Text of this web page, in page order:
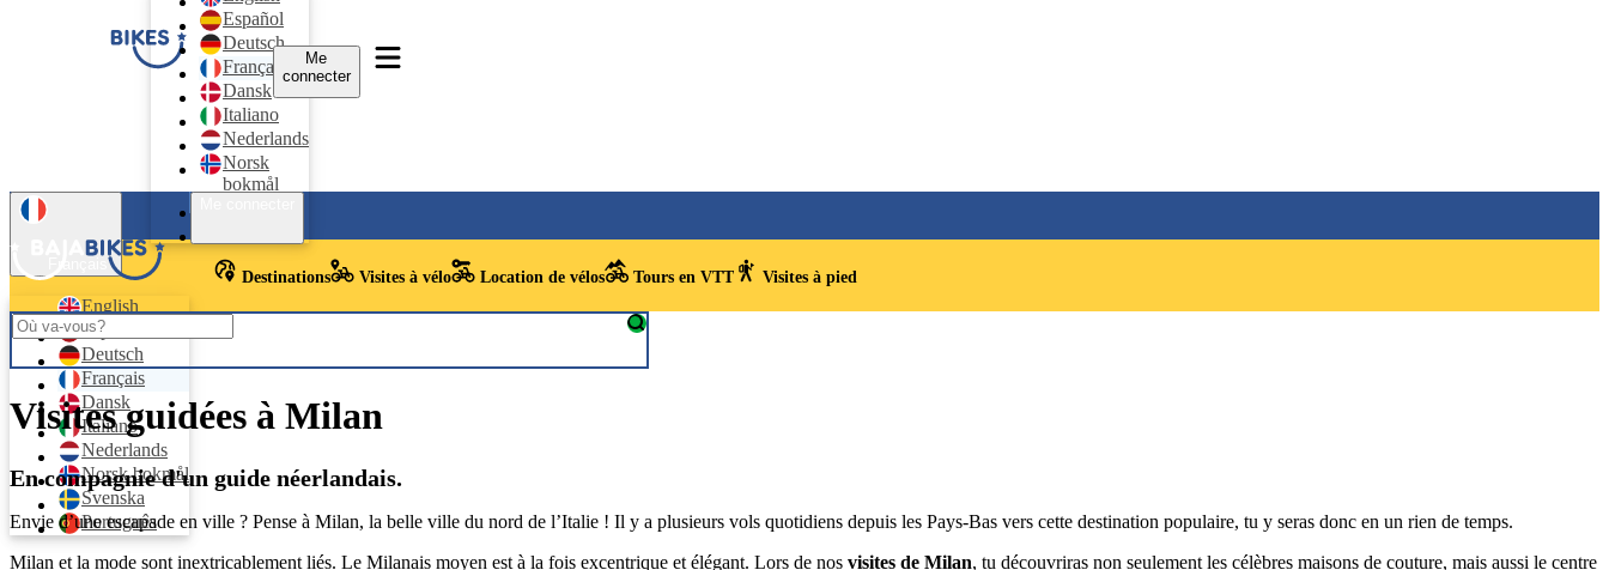
Español
Deutsch
Français
Dansk
Italiano
Nederlands
Norsk
bokmål
Me
connecter
Français
English
Español
Deutsch
Français
Dansk
Italiano
Nederlands
Norsk bokmål
Svenska
Português
Destinations Visites à vélo Location de vélos Tours en VTT Visites à pied
Visites guidées à Milan
En compagnie d'un guide néerlandais.
Envie d’une escapade en ville ? Pense à Milan, la belle ville du nord de l’Italie ! Il y a plusieurs vols quotidiens depuis les Pays-Bas vers cette destination populaire, tu y seras donc en un rien de temps.
Milan et la mode sont inextricablement liés. Le Milanais moyen est à la fois excentrique et élégant. Lors de nos visites de Milan, tu découvriras non seulement les célèbres maisons de couture, mais aussi le centre